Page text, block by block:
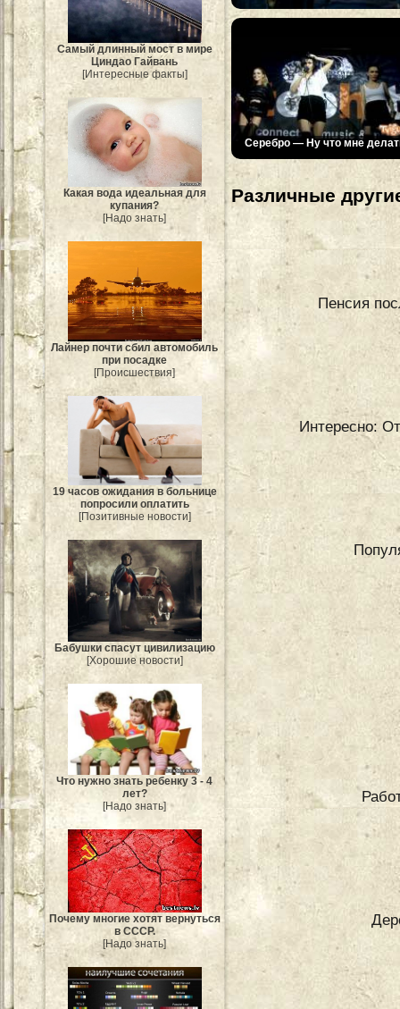
Самый длинный мост в мире
Циндао Гайвань
[Интересные факты]
Какая вода идеальная для
купания?
[Надо знать]
Лайнер почти сбил автомобиль
при посадке
[Происшествия]
19 часов ожидания в больнице
попросили оплатить
[Позитивные новости]
Бабушки спасут цивилизацию
[Хорошие новости]
Что нужно знать ребенку 3 - 4
лет?
[Надо знать]
Почему многие хотят вернуться
в СССР.
[Надо знать]
Серебро — Ну что мне
Различные
Пенсия
Интересно: